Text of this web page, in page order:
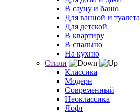
В сауну и баню
Для ванной и туалета
Для детской
В квартиру
В спальню
На кухню
Стили
Классика
Модерн
Современный
Неоклассика
Лофт